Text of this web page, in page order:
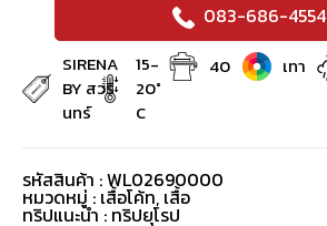
083-686-4554
SIRENA
BY สวริ
นทร์
15-
20°
C
40 เทา
รหัสสินค้า : WL02690000
หมวดหมู่ : เสื้อโค้ท, เสื้อ
ทริปแนะนำ : ทริปยุโรป